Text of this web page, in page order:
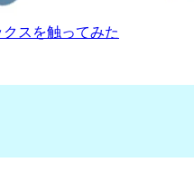
スを触ってみた